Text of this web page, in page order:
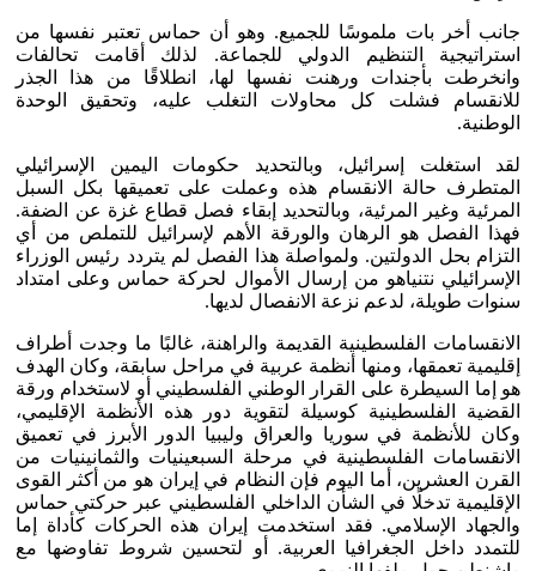
جانب أخر بات ملموسًا للجميع. وهو أن حماس تعتبر نفسها من
استراتيجية التنظيم الدولي للجماعة. لذلك أقامت تحالفات
وانخرطت بأجندات ورهنت نفسها لها، انطلاقًا من هذا الجذر
للانقسام فشلت كل محاولات التغلب عليه، وتحقيق الوحدة
الوطنية.
لقد استغلت إسرائيل، وبالتحديد حكومات اليمين الإسرائيلي
المتطرف حالة الانقسام هذه وعملت على تعميقها بكل السبل
المرئية وغير المرئية، وبالتحديد إبقاء فصل قطاع غزة عن الضفة.
فهذا الفصل هو الرهان والورقة الأهم لإسرائيل للتملص من أي
التزام بحل الدولتين. ولمواصلة هذا الفصل لم يتردد رئيس الوزراء
الإسرائيلي نتنياهو من إرسال الأموال لحركة حماس وعلى امتداد
سنوات طويلة، لدعم نزعة الانفصال لديها.
الانقسامات الفلسطينية القديمة والراهنة، غالبًا ما وجدت أطراف
إقليمية تعمقها، ومنها أنظمة عربية في مراحل سابقة، وكان الهدف
هو إما السيطرة على القرار الوطني الفلسطيني أو لاستخدام ورقة
القضية الفلسطينية كوسيلة لتقوية دور هذه الأنظمة الإقليمي،
وكان للأنظمة في سوريا والعراق وليبيا الدور الأبرز في تعميق
الانقسامات الفلسطينية في مرحلة السبعينيات والثمانينيات من
القرن العشرين، أما اليوم فإن النظام في إيران هو من أكثر القوى
الإقليمية تدخلًا في الشأن الداخلي الفلسطيني عبر حركتي حماس
والجهاد الإسلامي. فقد استخدمت إيران هذه الحركات كأداة إما
للتمدد داخل الجغرافيا العربية. أو لتحسين شروط تفاوضها مع